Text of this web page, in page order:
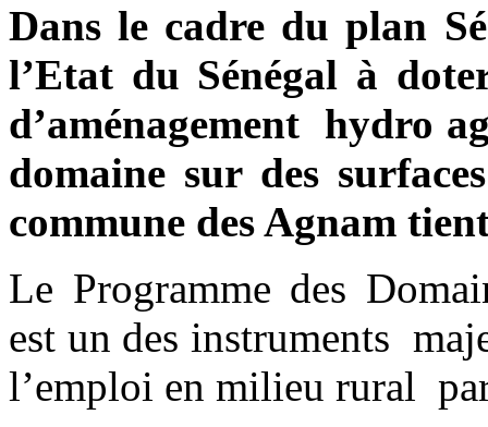
Dans le cadre du plan
l’Etat du Sénégal à
d’aménagement hydro
domaine sur des
commune des Agnam
Le Programme des
est un des instruments
l’emploi en milieu rural